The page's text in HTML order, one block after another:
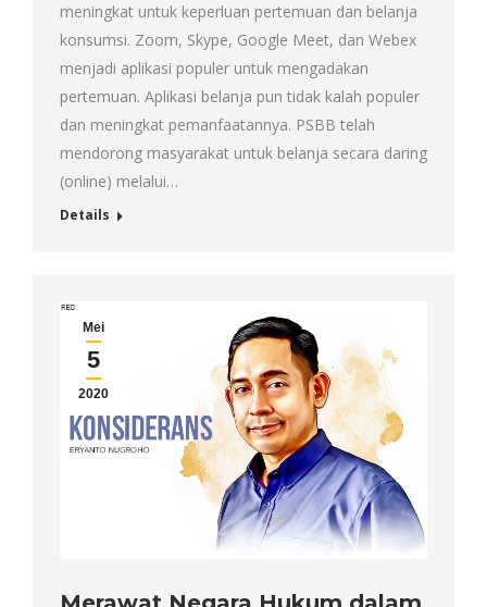
meningkat untuk keperluan pertemuan dan belanja
konsumsi. Zoom, Skype, Google Meet, dan Webex
menjadi aplikasi populer untuk mengadakan
pertemuan. Aplikasi belanja pun tidak kalah populer
dan meningkat pemanfaatannya. PSBB telah
mendorong masyarakat untuk belanja secara daring
(online) melalui…
Details
Mei
5
2020